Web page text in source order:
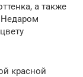
а также
красной